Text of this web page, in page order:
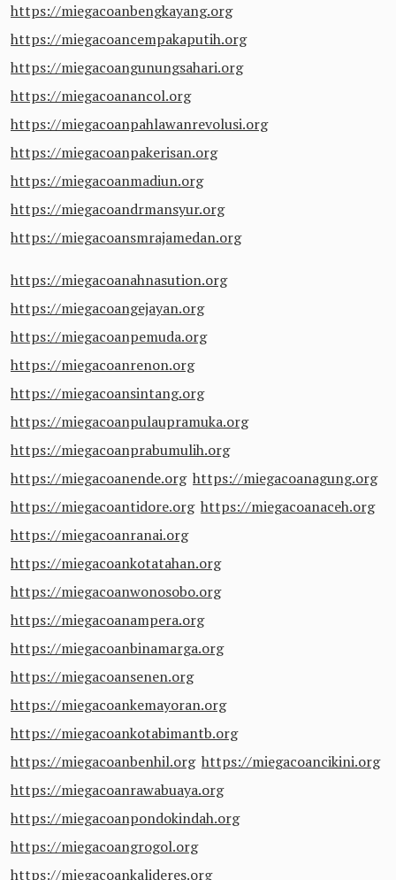
https://miegacoanbengkayang.org
https://miegacoancempakaputih.org
https://miegacoangunungsahari.org
https://miegacoanancol.org
https://miegacoanpahlawanrevolusi.org
https://miegacoanpakerisan.org
https://miegacoanmadiun.org
https://miegacoandrmansyur.org
https://miegacoansmrajamedan.org
https://miegacoanahnasution.org
https://miegacoangejayan.org
https://miegacoanpemuda.org
https://miegacoanrenon.org
https://miegacoansintang.org
https://miegacoanpulaupramuka.org
https://miegacoanprabumulih.org
https://miegacoanende.org https://miegacoanagung.org
https://miegacoantidore.org https://miegacoanaceh.org
https://miegacoanranai.org
https://miegacoankotatahan.org
https://miegacoanwonosobo.org
https://miegacoanampera.org
https://miegacoanbinamarga.org
https://miegacoansenen.org
https://miegacoankemayoran.org
https://miegacoankotabimantb.org
https://miegacoanbenhil.org https://miegacoancikini.org
https://miegacoanrawabuaya.org
https://miegacoanpondokindah.org
https://miegacoangrogol.org
https://miegacoankalideres.org